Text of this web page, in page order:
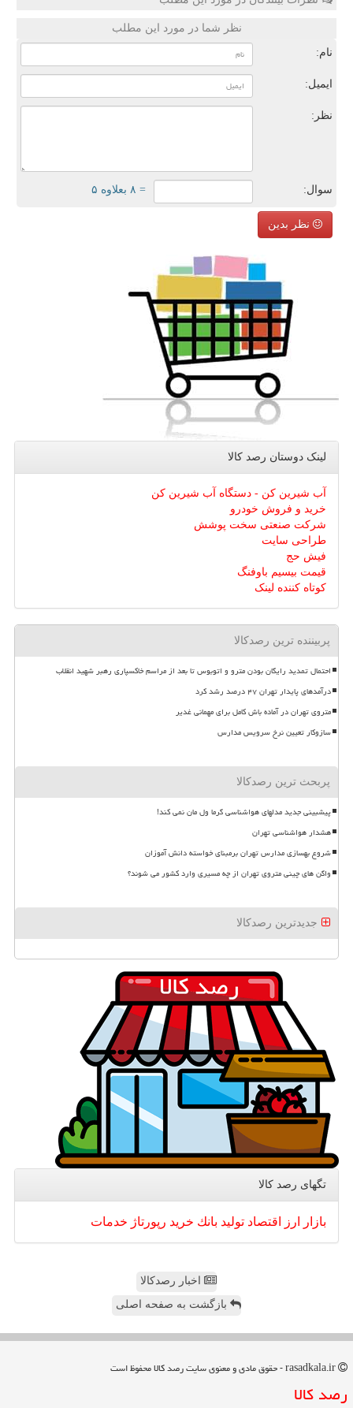
نظر شما در مورد این مطلب
نام:
ایمیل:
نظر:
سوال: = ۸ بعلاوه ۵
نظر بدین
لینک دوستان رصد كالا
آب شیرین کن - دستگاه آب شیرین کن
خرید و فروش خودرو
شرکت صنعتی سخت پوشش
طراحی سایت
فیش حج
قیمت بیسیم باوفنگ
کوتاه کننده لینک
پربیننده ترین رصدکالا
احتمال تمدید رایگان بودن مترو و اتوبوس تا بعد از مراسم خاکسپاری رهبر شهید انقلاب
درآمدهای پایدار تهران ۴۷ درصد رشد کرد
متروی تهران در آماده باش کامل برای مهمانی غدیر
سازوکار تعیین نرخ سرویس مدارس
پربحث ترین رصدکالا
پیشبینی جدید مدلهای هواشناسی گرما ول مان نمی کند!
هشدار هواشناسی تهران
شروع بهسازی مدارس تهران برمبنای خواسته دانش آموزان
واگن های چینی متروی تهران از چه مسیری وارد کشور می شوند؟
جدیدترین رصدکالا
تگهای رصد كالا
بازار ارز اقتصاد تولید بانك خرید رپورتاژ خدمات
اخبار رصدکالا
بازگشت به صفحه اصلی
رصد كالا